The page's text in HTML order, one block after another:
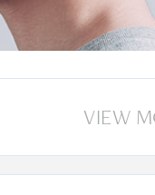
VIEW